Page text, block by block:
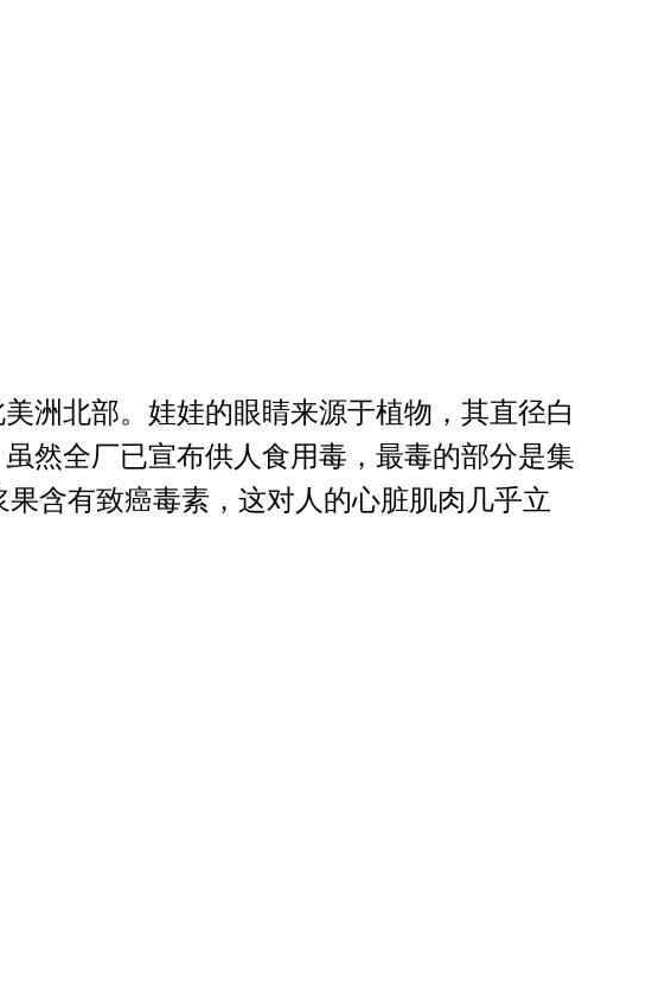
洲北部。娃娃的眼睛来源于植物，其直径白
然全厂已宣布供人食用毒，最毒的部分是集
含有致癌毒素，这对人的心脏肌肉几乎立